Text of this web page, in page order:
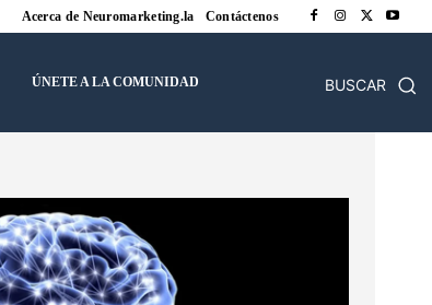
Acerca de Neuromarketing.la Contáctenos
ÚNETE A LA COMUNIDAD BUSCAR